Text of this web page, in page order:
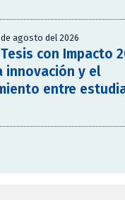
agosto del 2026
con Impacto
innovación y el
entre